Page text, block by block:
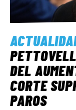
DEL
CORTE
PAROS